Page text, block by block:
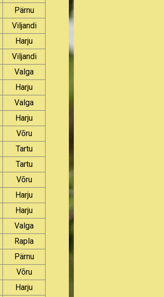
Pärnu
Viljandi
Harju
Viljandi
Valga
Harju
Valga
Harju
Võru
Tartu
Tartu
Võru
Harju
Harju
Valga
Rapla
Pärnu
Võru
Harju